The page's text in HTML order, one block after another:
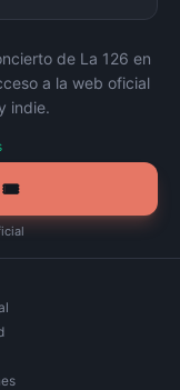
de La 126 en
a la web oficial
indie.
🎟️